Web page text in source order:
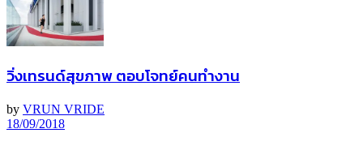
วิ่งเทรนด์สุขภาพ ตอบโจทย์คนทำงาน
by VRUN VRIDE
18/09/2018